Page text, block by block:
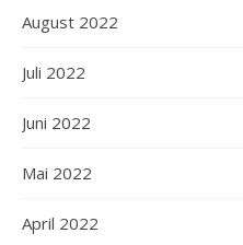
August 2022
Juli 2022
Juni 2022
Mai 2022
April 2022